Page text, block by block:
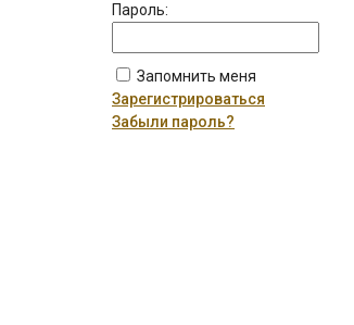
Пароль:
Запомнить меня
Зарегистрироваться
Забыли пароль?